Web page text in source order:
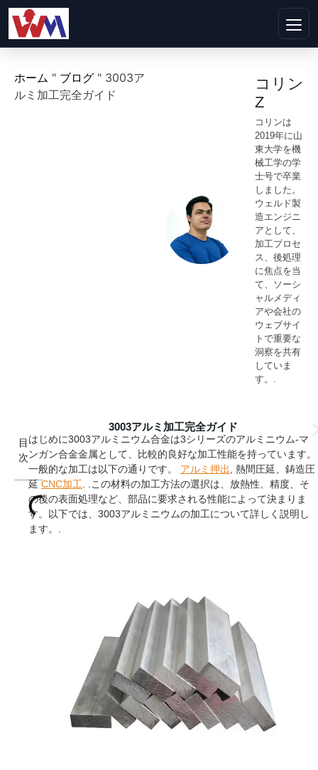
ホーム " ブログ " 3003ア
ルミ加工完全ガイド
コリン
Z
コリンは
2019年に山
東大学を機
械工学の学
士号で卒業
しました。
ウェルド製
造エンジニ
アとして、
加工プロセ
ス、後処理
に焦点を当
て、ソーシ
ャルメディ
アや会社の
ウェブサイ
トで重要な
洞察を共有
していま
す。.
目
次
3003アルミ加工完全ガイド
はじめに3003アルミニウム合金は3シリーズのアルミニウム-マ
ンガン合金金属として、比較的良好な加工性能を持っています。
一般的な加工は以下の通りです。 アルミ押出, 熱間圧延、鋳造圧
延CNC加工. .この材料の加工方法の選択は、放熱性、精度、そ
の後の表面処理など、部品に要求される性能によって決まりま
す。以下では、3003アルミニウムの加工について詳しく説明し
ます。.